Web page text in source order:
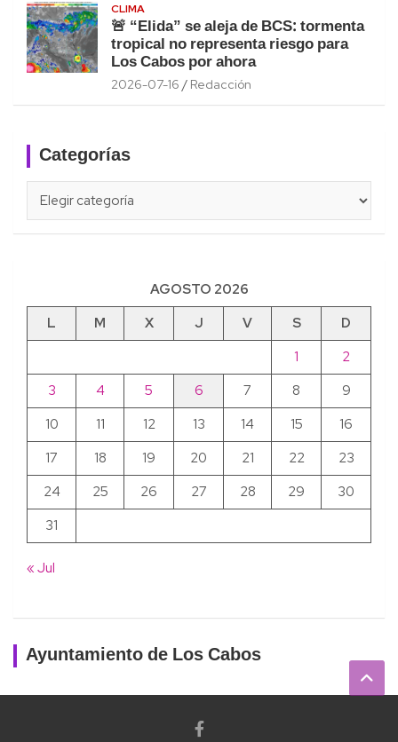
CLIMA
🚨 “Elida” se aleja de BCS: tormenta
tropical no representa riesgo para
Los Cabos por ahora
2026-07-16 Redacción
Categorías
AGOSTO 2026
L
M X J V S
D
1
2
3
4 5 6 7 8
9
10
11 12 13 14 15
16
17
18 19 20 21 22
23
24
25 26 27 28 29
30
31
« Jul
Ayuntamiento de Los Cabos